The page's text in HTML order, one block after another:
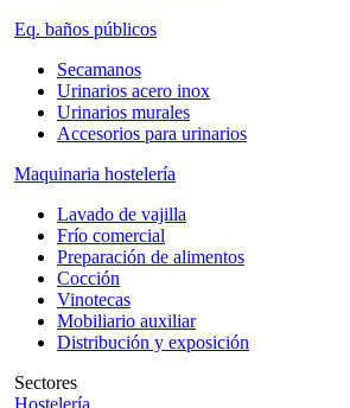
Eq. baños públicos
Secamanos
Urinarios acero inox
Urinarios murales
Accesorios para urinarios
Maquinaria hostelería
Lavado de vajilla
Frío comercial
Preparación de alimentos
Cocción
Vinotecas
Mobiliario auxiliar
Distribución y exposición
Sectores
Hostelería